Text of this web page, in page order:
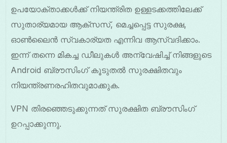
ഉപയോക്താക്കൾക്ക് നിയന്ത്രിത ഉള്ളടക്കത്തിലേക്ക്
സുതാര്യമായ ആക്സസ്, മെച്ചപ്പെട്ട സുരക്ഷ,
ഓൺലൈൻ സ്വകാര്യത എന്നിവ ആസ്വദിക്കാം.
ഇന്ന് തന്നെ മികച്ച ഡീലുകൾ അന്വേഷിച്ച് നിങ്ങളുടെ
Android ബ്രൗസിംഗ് കൂടുതൽ സുരക്ഷിതവും
നിയന്ത്രണരഹിതവുമാക്കുക.
VPN തിരഞ്ഞെടുക്കുന്നത് സുരക്ഷിത ബ്രൗസിംഗ്
ഉറപ്പാക്കുന്നു.